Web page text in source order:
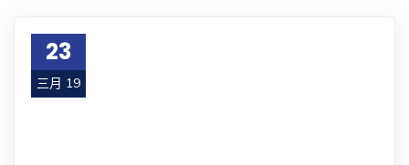
23
三月 19